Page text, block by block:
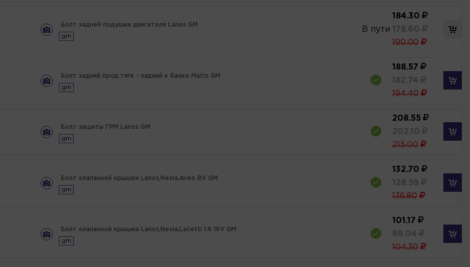
Болт задней подушки двигателя Lanos GM
gm
В пути
184.30
178.60
190.00
Болт задний прод.тяги - задний к балке Matiz GM
gm
188.57
182.74
194.40
Болт защиты ГРМ Lanos GM
gm
208.55
202.10
215.00
Болт клапанной крышки Lanos,Nexia,Aveo 8V GM
gm
132.70
128.59
136.80
Болт клапанной крышки Lanos,Nexia,Lacetti 1.6 16V GM
gm
101.17
98.04
104.30